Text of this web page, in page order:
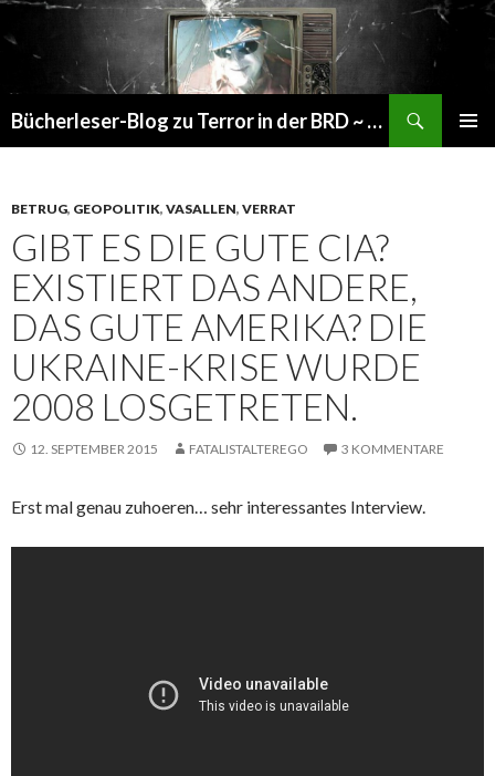
Bücherleser-Blog zu Terror in der BRD ~ die gemachte Realität
BETRUG, GEOPOLITIK, VASALLEN, VERRAT
GIBT ES DIE GUTE CIA?
EXISTIERT DAS ANDERE,
DAS GUTE AMERIKA? DIE
UKRAINE-KRISE WURDE
2008 LOSGETRETEN.
12. SEPTEMBER 2015 FATALISTALTEREGO 3 KOMMENTARE
Erst mal genau zuhoeren… sehr interessantes Interview.